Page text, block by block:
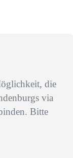
die
via
Bitte